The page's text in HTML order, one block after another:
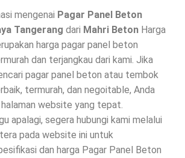
mengenai Pagar Panel Beton
Tangerang dari Mahri Beton Harga
harga pagar panel beton
dan terjangkau dari kami. Jika
pagar panel beton atau tembok
termurah, dan negoitable, Anda
website yang tepat.
apalagi, segera hubungi kami melalui
pada website ini untuk
dan harga Pagar Panel Beton